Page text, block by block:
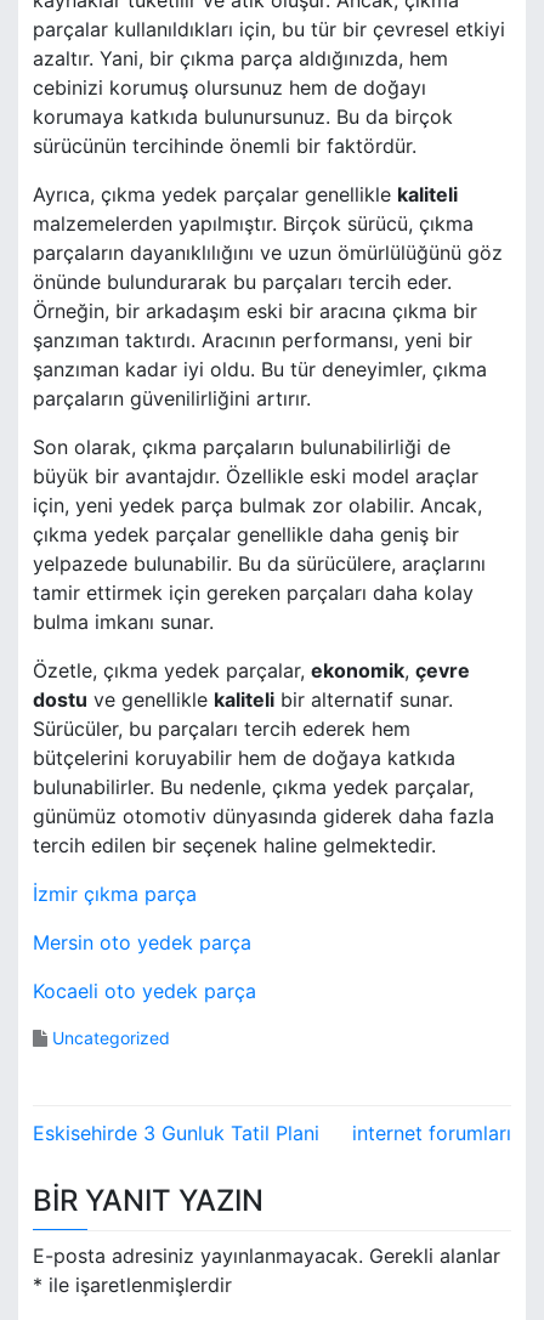
parçalar kullanıldıkları için, bu tür bir çevresel etkiyi
azaltır. Yani, bir çıkma parça aldığınızda, hem
cebinizi korumuş olursunuz hem de doğayı
korumaya katkıda bulunursunuz. Bu da birçok
sürücünün tercihinde önemli bir faktördür.
Ayrıca, çıkma yedek parçalar genellikle kaliteli
malzemelerden yapılmıştır. Birçok sürücü, çıkma
parçaların dayanıklılığını ve uzun ömürlülüğünü göz
önünde bulundurarak bu parçaları tercih eder.
Örneğin, bir arkadaşım eski bir aracına çıkma bir
şanzıman taktırdı. Aracının performansı, yeni bir
şanzıman kadar iyi oldu. Bu tür deneyimler, çıkma
parçaların güvenilirliğini artırır.
Son olarak, çıkma parçaların bulunabilirliği de
büyük bir avantajdır. Özellikle eski model araçlar
için, yeni yedek parça bulmak zor olabilir. Ancak,
çıkma yedek parçalar genellikle daha geniş bir
yelpazede bulunabilir. Bu da sürücülere, araçlarını
tamir ettirmek için gereken parçaları daha kolay
bulma imkanı sunar.
Özetle, çıkma yedek parçalar, ekonomik, çevre
dostu ve genellikle kaliteli bir alternatif sunar.
Sürücüler, bu parçaları tercih ederek hem
bütçelerini koruyabilir hem de doğaya katkıda
bulunabilirler. Bu nedenle, çıkma yedek parçalar,
günümüz otomotiv dünyasında giderek daha fazla
tercih edilen bir seçenek haline gelmektedir.
İzmir çıkma parça
Mersin oto yedek parça
Kocaeli oto yedek parça
Uncategorized
Y
z
ı
Eskisehirde 3 Gunluk Tatil Plani internet forumları
BIR YANIT YAZIN
E-posta adresiniz yayınlanmayacak. Gerekli alanlar
* ile işaretlenmişlerdir